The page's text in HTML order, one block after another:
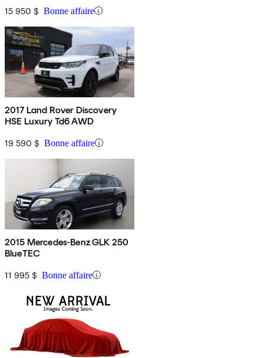
15 950 $ Bonne affaire
2017 Land Rover Discovery
HSE Luxury Td6 AWD
19 590 $ Bonne affaire
2015 Mercedes-Benz GLK 250
BlueTEC
11 995 $ Bonne affaire